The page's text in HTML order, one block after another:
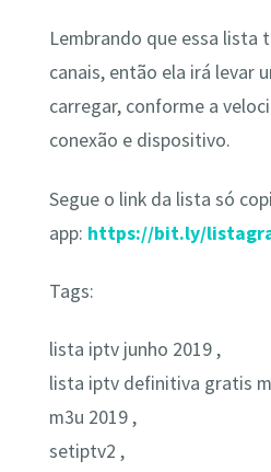
Lembrando que essa lista
canais, então ela irá levar
carregar, conforme a
conexão e dispositivo.
Segue o link da lista só
app: https://bit.ly/
Tags:
lista iptv junho 2019 ,
lista iptv definitiva gratis
m3u 2019 ,
setiptv2 ,